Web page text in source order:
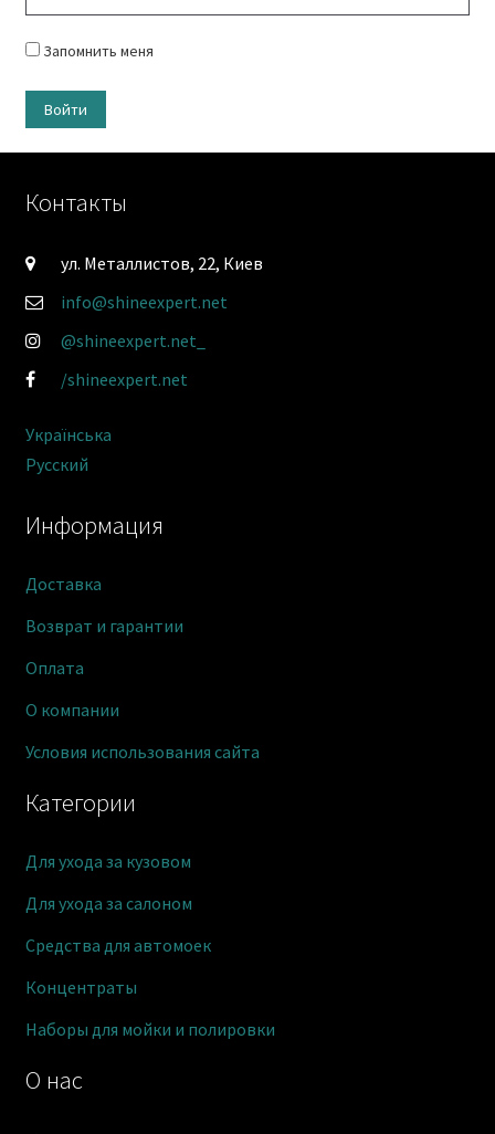
Запомнить меня
О нас
Категории
Для ухода за кузовом
Для ухода за салоном
Средства для автомоек
Концентраты
Наборы для мойки и полировки
Информация
Доставка
Возврат и гарантии
Оплата
О компании
Условия использования сайта
Контакты
ул. Металлистов, 22, Киев
info@shineexpert.net
@shineexpert.net_
/shineexpert.net
Українська
Русский